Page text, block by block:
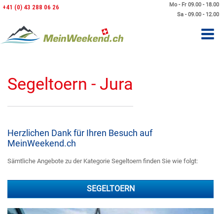
Mo - Fr 09.00 - 18.00
Sa - 09.00 - 12.00
+41 (0) 43 288 06 26
Segeltoern - Jura
Herzlichen Dank für Ihren Besuch auf
MeinWeekend.ch
Sämtliche Angebote zu der Kategorie Segeltoern finden Sie wie folgt:
SEGELTOERN